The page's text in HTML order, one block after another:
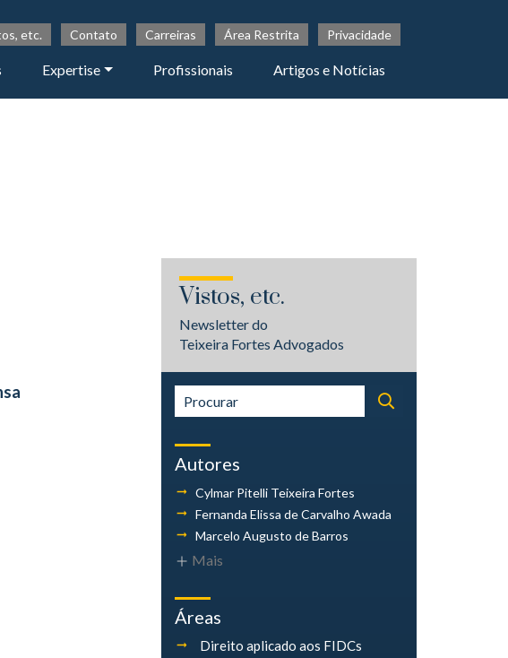
etc. Contato Carreiras Área Restrita Privacidade
Expertise Profissionais Artigos e Notícias
Vistos, etc.
Newsletter do
Teixeira Fortes Advogados
Autores
Cylmar Pitelli Teixeira Fortes
Fernanda Elissa de Carvalho Awada
Marcelo Augusto de Barros
Mais
Áreas
Direito aplicado aos FIDCs